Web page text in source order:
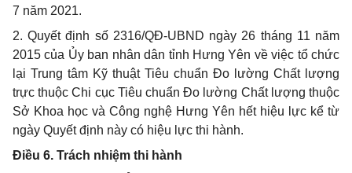
7 năm 2021.
2. Quyết định số 2316/QĐ-UBND ngày 26 tháng 11 năm
2015 của Ủy ban nhân dân tỉnh Hưng Yên về việc tổ chức
lại Trung tâm Kỹ thuật Tiêu chuẩn Đo lường Chất lượng
trực thuộc Chi cục Tiêu chuẩn Đo lường Chất lượng thuộc
Sở Khoa học và Công nghệ Hưng Yên hết hiệu lực kể từ
ngày Quyết định này có hiệu lực thi hành.
Điều 6. Trách nhiệm thi hành